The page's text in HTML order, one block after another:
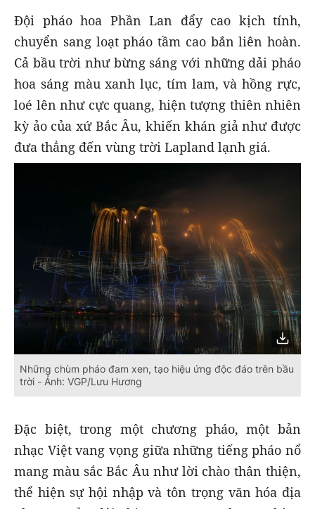
Đội pháo hoa Phần Lan đẩy cao kịch tính,
chuyển sang loạt pháo tầm cao bắn liên hoàn.
Cả bầu trời như bừng sáng với những dải pháo
hoa sáng màu xanh lục, tím lam, và hồng rực,
loé lên như cực quang, hiện tượng thiên nhiên
kỳ ảo của xứ Bắc Âu, khiến khán giả như được
đưa thẳng đến vùng trời Lapland lạnh giá.
Những chùm pháo đam xen, tạo hiệu ứng độc đáo trên bầu
trời - Ảnh: VGP/Lưu Hương
Đặc biệt, trong một chương pháo, một bản
nhạc Việt vang vọng giữa những tiếng pháo nổ
mang màu sắc Bắc Âu như lời chào thân thiện,
thể hiện sự hội nhập và tôn trọng văn hóa địa